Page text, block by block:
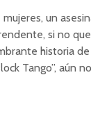
un
si no
historia
Tango”, aún